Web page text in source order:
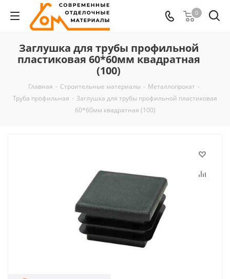
0
Заглушка для трубы профильной
пластиковая 60*60мм квадратная
(100)
Главная - Строительные материалы - Металлопрокат -
Труба профильная - Заглушка для трубы профильной пластиковая
60*60мм квадратная (100)